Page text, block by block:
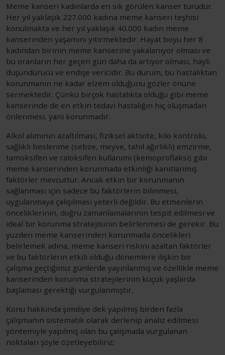
Meme kanseri kadınlarda en sık görülen kanser türüdür.
Her yıl yaklaşık 227.000 kadına meme kanseri teşhisi
konulmakta ve her yıl yaklaşık 40.000 kadın meme
kanserinden yaşamını yitirmektedir. Hayat boyu her 8
kadından birinin meme kanserine yakalanıyor olması ve
bu oranların her geçen gün daha da artıyor olması, hayli
düşündürücü ve endişe vericidir. Bu durum, bu hastalıktan
korunmanın ne kadar elzem olduğunu gözler önüne
sermektedir. Çünkü birçok hastalıkta olduğu gibi meme
kanserinde de en etkin tedavi hastalığın hiç oluşmadan
önlenmesi, yani korunmadır.
Alkol alımının azaltılması, fiziksel aktivite, kilo kontrolü,
sağlıklı beslenme (sebze, meyve, tahıl ağırlıklı) emzirme,
tamoksifen ve raloksifen kullanımı (kemoproflaksi) gibi
meme kanserinden korunmada etkinliği kanıtlanmış
faktörler mevcuttur. Ancak etkin bir korunmanın
sağlanması için sadece bu faktörlerin bilinmesi,
uygulanmaya çalışılması yeterli değildir. Bu etmenlerin
önceliklerinin, doğru zamanlamalarının tespit edilmesi ve
ideal bir korunma stratejisinin belirlenmesi de gerekir. Bu
yüzden meme kanserinden korunmada öncelikleri
belirlemek adına, meme kanseri riskini azaltan faktörler
ve bu faktörlerin etkili olduğu dönemlere ilişkin bir
çalışma geçtiğimiz günlerde yayınlanmış ve özellikle meme
kanserinden korunma stratejilerinin küçük yaşlarda
başlaması gerektiği vurgulanmıştır.
Konu hakkında şimdiye dek yapılmış birden fazla
çalışmanın sistematik olarak derlenip analiz edilmesi
yöntemiyle yapılmış olan bu çalışmada vurgulanan
noktaları şöyle özetleyebiliriz;